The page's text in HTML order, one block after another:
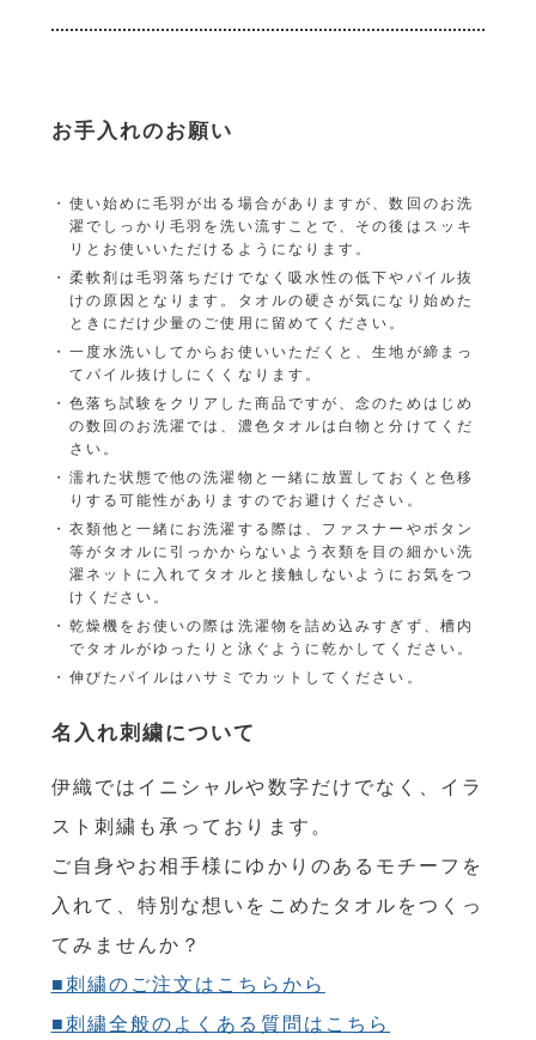
お手入れのお願い
使い始めに毛羽が出る場合がありますが、数回のお洗
濯でしっかり毛羽を洗い流すことで、その後はスッキ
リとお使いいただけるようになります。
柔軟剤は毛羽落ちだけでなく吸水性の低下やパイル抜
けの原因となります。タオルの硬さが気になり始めた
ときにだけ少量のご使用に留めてください。
一度水洗いしてからお使いいただくと、生地が締まっ
てパイル抜けしにくくなります。
色落ち試験をクリアした商品ですが、念のためはじめ
の数回のお洗濯では、濃色タオルは白物と分けてくだ
さい。
濡れた状態で他の洗濯物と一緒に放置しておくと色移
りする可能性がありますのでお避けください。
衣類他と一緒にお洗濯する際は、ファスナーやボタン
等がタオルに引っかからないよう衣類を目の細かい洗
濯ネットに入れてタオルと接触しないようにお気をつ
けください。
乾燥機をお使いの際は洗濯物を詰め込みすぎず、槽内
でタオルがゆったりと泳ぐように乾かしてください。
伸びたパイルはハサミでカットしてください。
名入れ刺繍について
伊織ではイニシャルや数字だけでなく、イラ
スト刺繍も承っております。
ご自身やお相手様にゆかりのあるモチーフを
入れて、特別な想いをこめたタオルをつくっ
てみませんか？
■刺繍のご注文はこちらから
■刺繍全般のよくある質問はこちら